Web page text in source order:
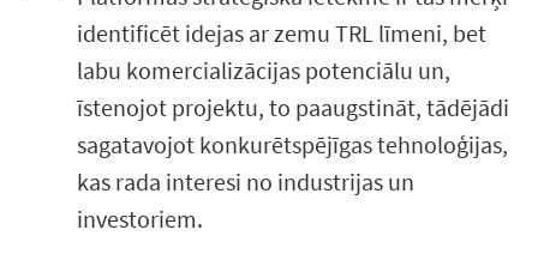
identificēt idejas ar zemu TRL līmeni, bet
labu komercializācijas potenciālu un,
īstenojot projektu, to paaugstināt, tādējādi
sagatavojot konkurētspējīgas tehnoloģijas,
kas rada interesi no industrijas un
investoriem.